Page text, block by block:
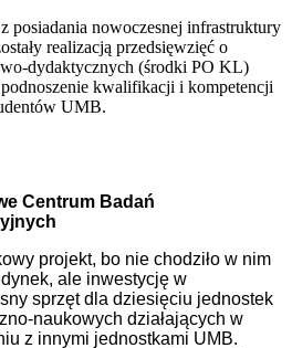
posiadania nowoczesnej infrastruktury
realizacją przedsięwzięć o
dydaktycznych (środki PO KL)
kwalifikacji i kompetencji
UMB.
Centrum Badań
projekt, bo nie chodziło w nim
ale inwestycję w
sprzęt dla dziesięciu jednostek
naukowych działających w
z innymi jednostkami UMB.